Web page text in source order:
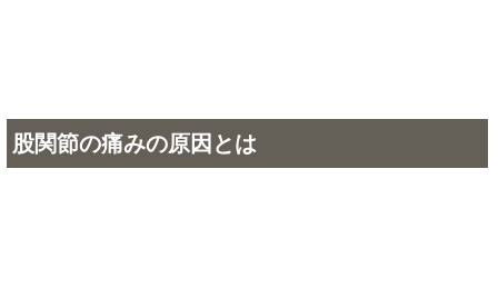
股関節の痛みの原因とは